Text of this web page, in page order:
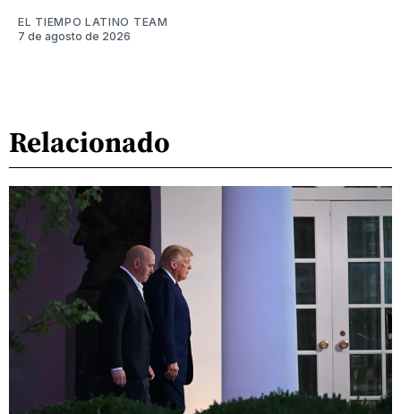
EL TIEMPO LATINO TEAM
7 de agosto de 2026
Relacionado